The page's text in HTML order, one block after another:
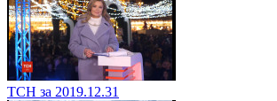
ТСН за 2019.12.31